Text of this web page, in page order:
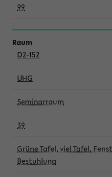
99
D2-152
UHG
Seminarraum
39
Grüne Tafel, viel Tafel,
Bestuhlung